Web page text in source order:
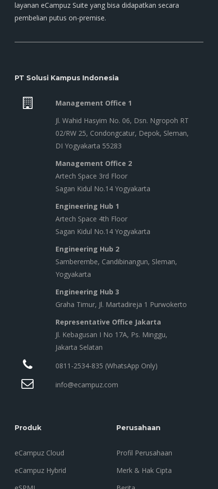
layanan eCampuz Suite yang bisa didapatkan secara
pembelian putus on-premise.
PT Solusi Kampus Indonesia
Management Office 1
Jl. Wahid Hasyim No. 06, Dsn. Ngropoh RT
02/RW 25, Condongcatur, Depok, Sleman,
DI Yogyakarta 55283
Management Office 2
Artech Space 3rd Floor
Sagan Kidul No.14 Yogyakarta
Engineering Hub 1
Artech Space 4th Floor
Sagan Kidul No.14 Yogyakarta
Engineering Hub 2
Samberembe, Candibinangun, Sleman,
Yogyakarta
Engineering Hub 3
Graha Timur, Jl. Martadireja 1 Purwokerto
Representative Office Jakarta
Jl. Kebagusan I No 17A, Ps. Minggu,
Jakarta Selatan
0811-2534-835 (WhatsApp Only)
info@ecampuz.com
Produk
eCampuz Cloud
eCampuz Hybrid
Perusahaan
Profil Perusahaan
Merk & Hak Cipta